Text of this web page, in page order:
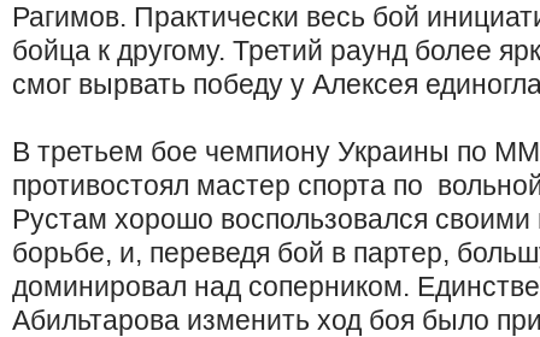
Рагимов. Практически весь бой
бойца к другому. Третий раунд более
смог вырвать победу у Алексея
В третьем бое чемпиону Украины по
противостоял мастер спорта по
Рустам хорошо воспользовался
борьбе, и, переведя бой в партер,
доминировал над соперником.
Абильтарова изменить ход боя было